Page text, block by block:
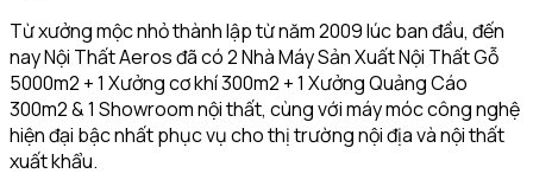
Từ xưởng mộc nhỏ thành lập từ năm 2009 lúc ban đầu, đến
nay Nội Thất Aeros đã có 2 Nhà Máy Sản Xuất Nội Thất Gỗ
5000m2 + 1 Xưởng cơ khí 300m2 + 1 Xưởng Quảng Cáo
300m2 & 1 Showroom nội thất, cùng với máy móc công nghệ
hiện đại bậc nhất phục vụ cho thị trường nội địa và nội thất
xuất khẩu.